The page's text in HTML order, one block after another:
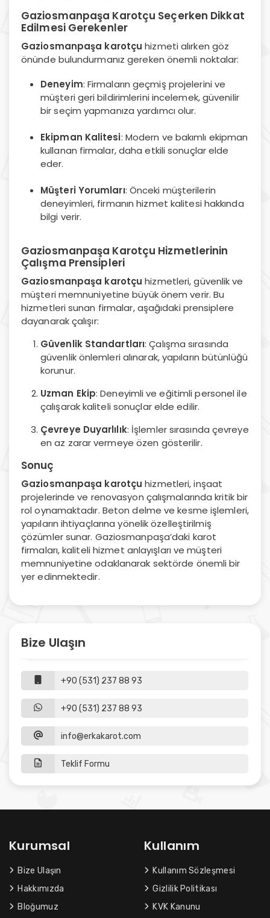
Gaziosmanpaşa Karotçu Seçerken Dikkat
Edilmesi Gerekenler
Gaziosmanpaşa karotçu hizmeti alırken göz
önünde bulundurmanız gereken önemli noktalar:
Deneyim: Firmaların geçmiş projelerini ve
müşteri geri bildirimlerini incelemek, güvenilir
bir seçim yapmanıza yardımcı olur.
Ekipman Kalitesi: Modern ve bakımlı ekipman
kullanan firmalar, daha etkili sonuçlar elde
eder.
Müşteri Yorumları: Önceki müşterilerin
deneyimleri, firmanın hizmet kalitesi hakkında
bilgi verir.
Gaziosmanpaşa Karotçu Hizmetlerinin
Çalışma Prensipleri
Gaziosmanpaşa karotçu hizmetleri, güvenlik ve
müşteri memnuniyetine büyük önem verir. Bu
hizmetleri sunan firmalar, aşağıdaki prensiplere
dayanarak çalışır:
Güvenlik Standartları: Çalışma sırasında
güvenlik önlemleri alınarak, yapıların bütünlüğü
korunur.
Uzman Ekip: Deneyimli ve eğitimli personel ile
çalışarak kaliteli sonuçlar elde edilir.
Çevreye Duyarlılık: İşlemler sırasında çevreye
en az zarar vermeye özen gösterilir.
Sonuç
Gaziosmanpaşa karotçu hizmetleri, inşaat
projelerinde ve renovasyon çalışmalarında kritik bir
rol oynamaktadır. Beton delme ve kesme işlemleri,
yapıların ihtiyaçlarına yönelik özelleştirilmiş
çözümler sunar. Gaziosmanpaşa’daki karot
firmaları, kaliteli hizmet anlayışları ve müşteri
memnuniyetine odaklanarak sektörde önemli bir
yer edinmektedir.
Bize Ulaşın
+90 (531) 237 88 93
+90 (531) 237 88 93
info@erkakarot.com
Teklif Formu
Kurumsal
Bize Ulaşın
Hakkımızda
Bloğumuz
Kullanım
Kullanım Sözleşmesi
Gizlilik Politikası
KVK Kanunu